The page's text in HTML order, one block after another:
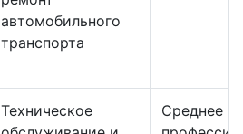
автомобильного
транспорта
Техническое
Среднее